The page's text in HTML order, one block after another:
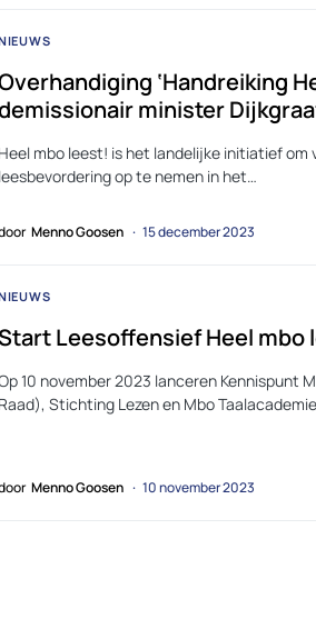
‘Handreiking
minister
Heel mbo leest! is het landelijke initiatief om
leesbevordering op te nemen in het…
Menno Goosen 15 december 2023
Start Leesoffensief Heel mbo
10 november 2023 lanceren Kennispunt
Raad), Stichting Lezen en Mbo
Menno Goosen 10 november 2023